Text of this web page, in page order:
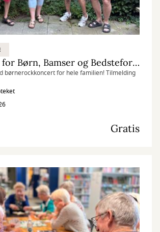
BørneRock for Børn, Bamser og Bedsteforældre
børnerockkoncert for hele familien! Tilmelding
Gratis